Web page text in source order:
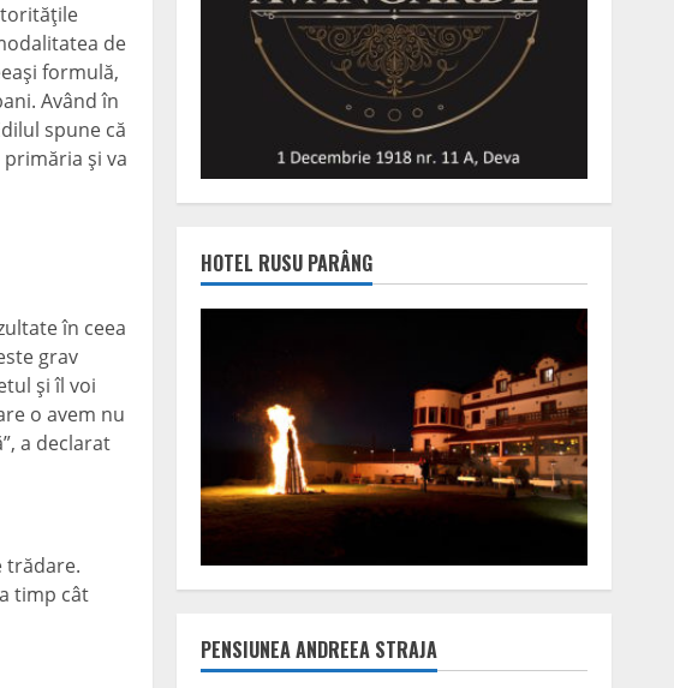
de
formulă,
Având în
spune că
şi va
în ceea
grav
şi îl voi
o avem nu
a declarat
trădare.
timp cât
HOTEL RUSU PARÂNG
PENSIUNEA ANDREEA STRAJA